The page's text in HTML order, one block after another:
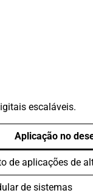
escaláveis.
Aplicação no
de aplicações de
de sistemas